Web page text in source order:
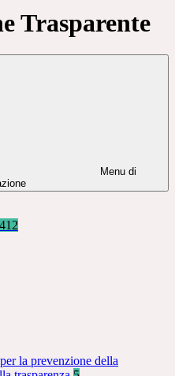
Trasparente
Menu di
412
la prevenzione della